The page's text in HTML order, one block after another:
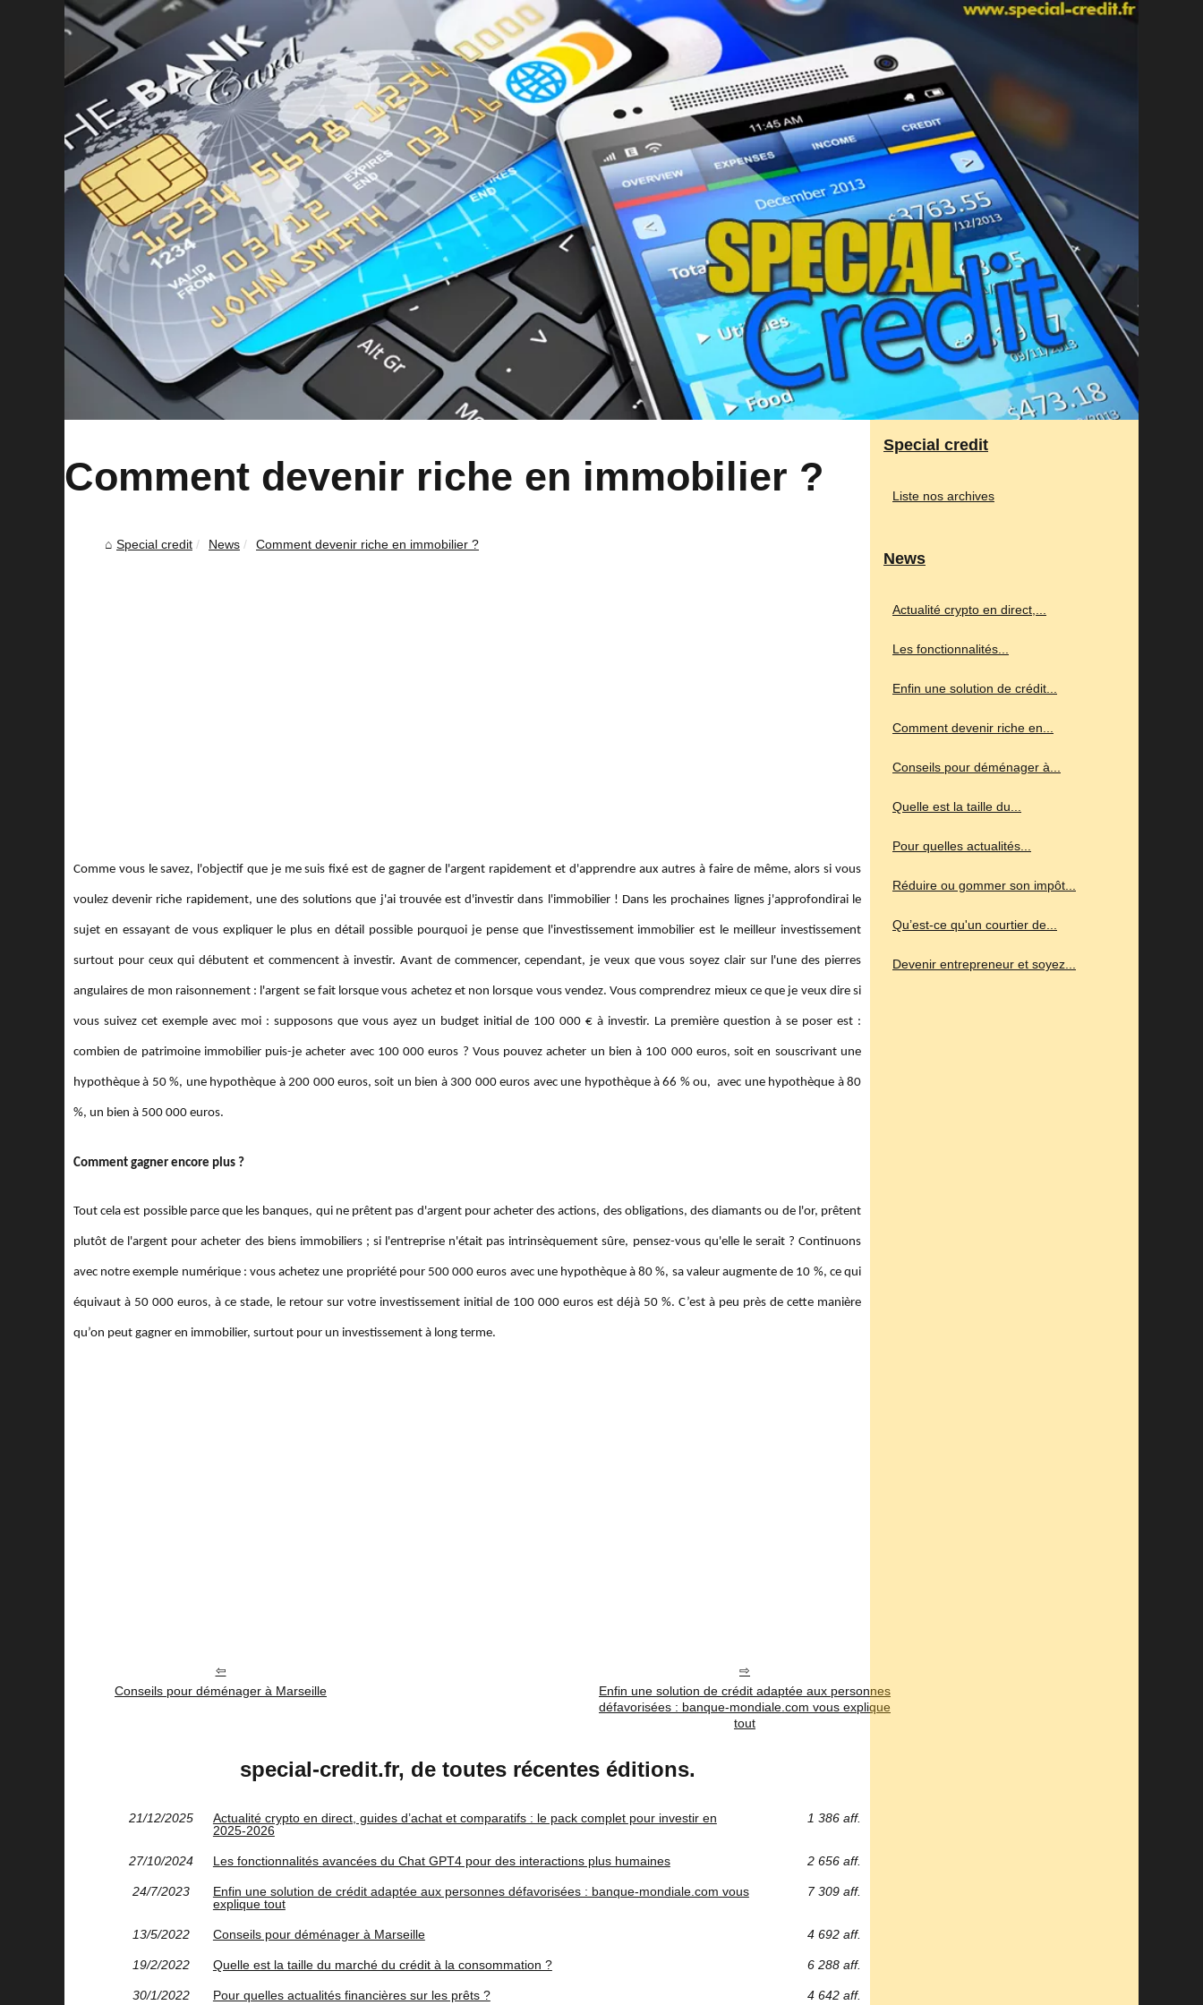
Comment devenir riche en immobilier ?
Special credit News Comment devenir riche en immobilier ?
Comme vous le savez, l'objectif que je me suis fixé est de gagner de l'argent rapidement et d'apprendre aux autres à faire de même, alors si vous
voulez devenir riche rapidement, une des solutions que j'ai trouvée est d'investir dans l'immobilier ! Dans les prochaines lignes j'approfondirai le
sujet en essayant de vous expliquer le plus en détail possible pourquoi je pense que l'investissement immobilier est le meilleur investissement
surtout pour ceux qui débutent et commencent à investir. Avant de commencer, cependant, je veux que vous soyez clair sur l'une des pierres
angulaires de mon raisonnement : l'argent se fait lorsque vous achetez et non lorsque vous vendez. Vous comprendrez mieux ce que je veux dire si
vous suivez cet exemple avec moi : supposons que vous ayez un budget initial de 100 000 € à investir. La première question à se poser est :
combien de patrimoine immobilier puis-je acheter avec 100 000 euros ? Vous pouvez acheter un bien à 100 000 euros, soit en souscrivant une
hypothèque à 50 %, une hypothèque à 200 000 euros, soit un bien à 300 000 euros avec une hypothèque à 66 % ou, avec une hypothèque à 80
%, un bien à 500 000 euros.
Comment gagner encore plus ?
Tout cela est possible parce que les banques, qui ne prêtent pas d'argent pour acheter des actions, des obligations, des diamants ou de l'or, prêtent
plutôt de l'argent pour acheter des biens immobiliers ; si l'entreprise n'était pas intrinsèquement sûre, pensez-vous qu'elle le serait ? Continuons
avec notre exemple numérique : vous achetez une propriété pour 500 000 euros avec une hypothèque à 80 %, sa valeur augmente de 10 %, ce qui
équivaut à 50 000 euros, à ce stade, le retour sur votre investissement initial de 100 000 euros est déjà 50 %. C’est à peu près de cette manière
qu’on peut gagner en immobilier, surtout pour un investissement à long terme.
Conseils pour déménager à Marseille
Enfin une solution de crédit adaptée aux personnes
défavorisées : banque-mondiale.com vous explique
tout
special-credit.fr, de toutes récentes éditions.
21/12/2025
Actualité crypto en direct, guides d’achat et comparatifs : le pack complet pour investir en
2025‑2026
1 386 aff.
27/10/2024 Les fonctionnalités avancées du Chat GPT4 pour des interactions plus humaines 2 656 aff.
24/7/2023
Enfin une solution de crédit adaptée aux personnes défavorisées : banque-mondiale.com vous
explique tout
7 309 aff.
13/5/2022 Conseils pour déménager à Marseille 4 692 aff.
19/2/2022 Quelle est la taille du marché du crédit à la consommation ? 6 288 aff.
30/1/2022 Pour quelles actualités financières sur les prêts ? 4 642 aff.
Special credit
Liste nos archives
News
Actualité crypto en direct,...
Les fonctionnalités...
Enfin une solution de crédit...
Comment devenir riche en...
Conseils pour déménager à...
Quelle est la taille du...
Pour quelles actualités...
Réduire ou gommer son impôt...
Qu’est-ce qu'un courtier de...
Devenir entrepreneur et soyez...